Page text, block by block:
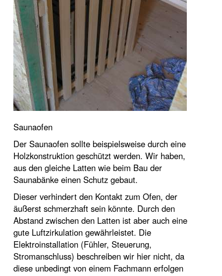
Saunaofen
Der Saunaofen sollte beispielsweise durch eine
Holzkonstruktion geschützt werden. Wir haben,
aus den gleiche Latten wie beim Bau der
Saunabänke einen Schutz gebaut.
Dieser verhindert den Kontakt zum Ofen, der
äußerst schmerzhaft sein könnte. Durch den
Abstand zwischen den Latten ist aber auch eine
gute Luftzirkulation gewährleistet. Die
Elektroinstallation (Fühler, Steuerung,
Stromanschluss) beschreiben wir hier nicht, da
diese unbedingt von einem Fachmann erfolgen